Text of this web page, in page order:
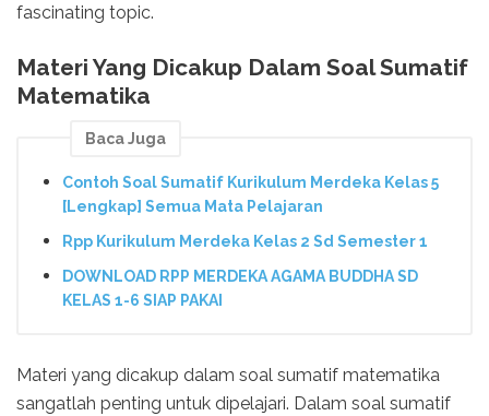
fascinating topic.
Materi Yang Dicakup Dalam Soal Sumatif
Matematika
Baca Juga
Contoh Soal Sumatif Kurikulum Merdeka Kelas 5
[Lengkap] Semua Mata Pelajaran
Rpp Kurikulum Merdeka Kelas 2 Sd Semester 1
DOWNLOAD RPP MERDEKA AGAMA BUDDHA SD
KELAS 1-6 SIAP PAKAI
Materi yang dicakup dalam soal sumatif matematika
sangatlah penting untuk dipelajari. Dalam soal sumatif